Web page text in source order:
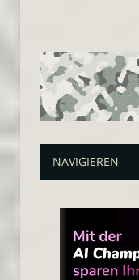
NAVIGIEREN